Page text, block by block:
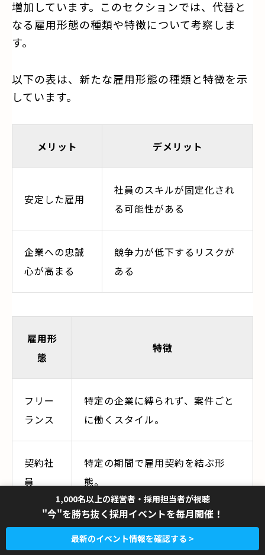
増加しています。このセクションでは、代替と
なる雇用形態の種類や特徴について考察しま
す。
以下の表は、新たな雇用形態の種類と特徴を示
しています。
メリット デメリット
安定した雇用
社員のスキルが固定化され
る可能性がある
企業への忠誠
心が高まる
競争力が低下するリスクが
ある
雇用形
態
特徴
フリー
ランス
特定の企業に縛られず、案件ごと
に働くスタイル。
契約社
員
特定の期間で雇用契約を結ぶ形
態。
パート
時間単位で雇用される形態で、柔
軟な働き方。
1,000名以上の経営者・採用担当者が視聴
"今"を勝ち抜く採用イベントを毎月開催！
最新のイベント情報を確認する >